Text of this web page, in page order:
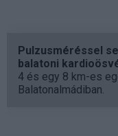
Pulzusméréssel
balatoni
4 és egy 8 km-es
Balatonalmádiban.